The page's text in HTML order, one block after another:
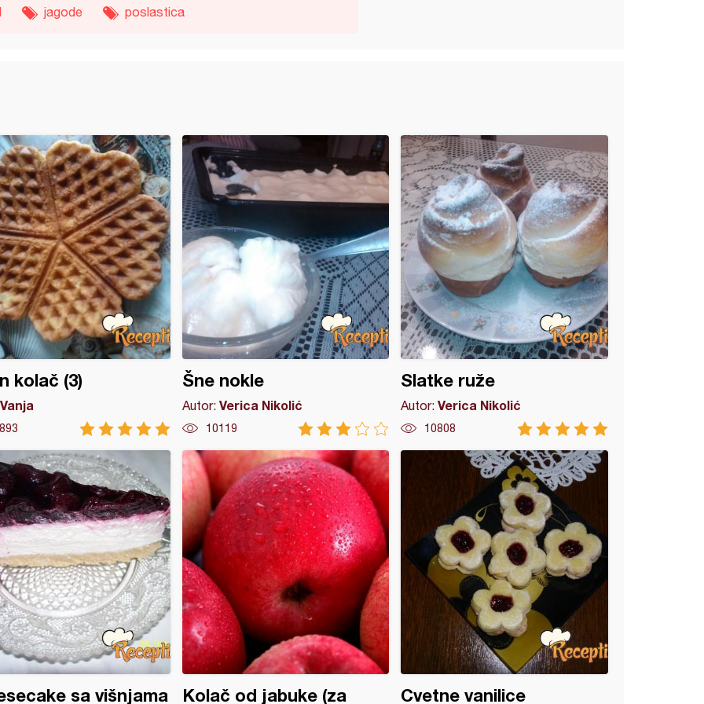
jagode poslastica
kolač (3)
Vanja
Šne nokle
Autor: Verica Nikolić
10119
Slatke ruže
Autor:Verica Nikolić
10808
sa višnjama Kolač od jabuke (za Cvetne vanilice